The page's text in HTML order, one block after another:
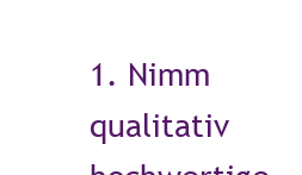
1. Nimm
qualitativ